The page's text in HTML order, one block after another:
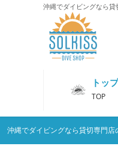
沖縄でダイビングなら
トッ
TOP
沖縄でダイビングなら貸切専門店